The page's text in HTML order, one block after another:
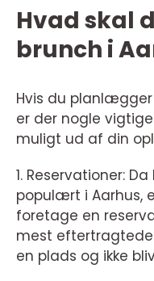
Hvad skal
brunch i
Hvis du
er der nogle
muligt ud af din
1. Reservationer:
populært i Aarhus,
foretage en
mest eftertragtede
en plads og ikke